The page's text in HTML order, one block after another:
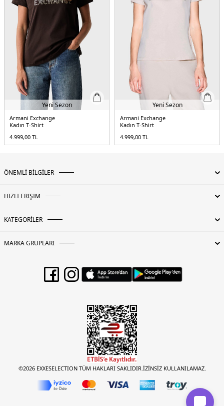
Yeni Sezon
Armani Exchange
Kadın T-Shirt
4.999,00 TL
Yeni Sezon
Armani Exchange
Kadın T-Shirt
4.999,00 TL
ÖNEMLİ BİLGİLER
HIZLI ERİŞİM
KATEGORİLER
MARKA GRUPLARI
©2026 EXXESELECTION TÜM HAKLARI SAKLIDIR.İZİNSİZ KULLANILAMAZ.